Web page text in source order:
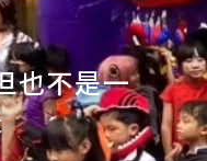
也不是一